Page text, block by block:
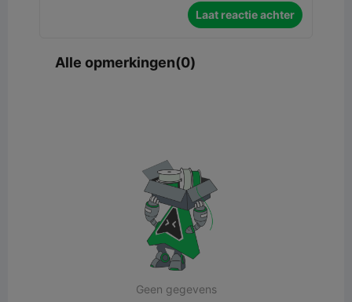
Laat reactie achter
Alle opmerkingen(0)
Geen gegevens